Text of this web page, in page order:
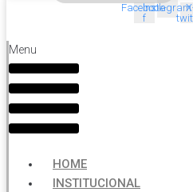
Facebook-
f
Instagram
Menu
HOME
INSTITUCIONAL